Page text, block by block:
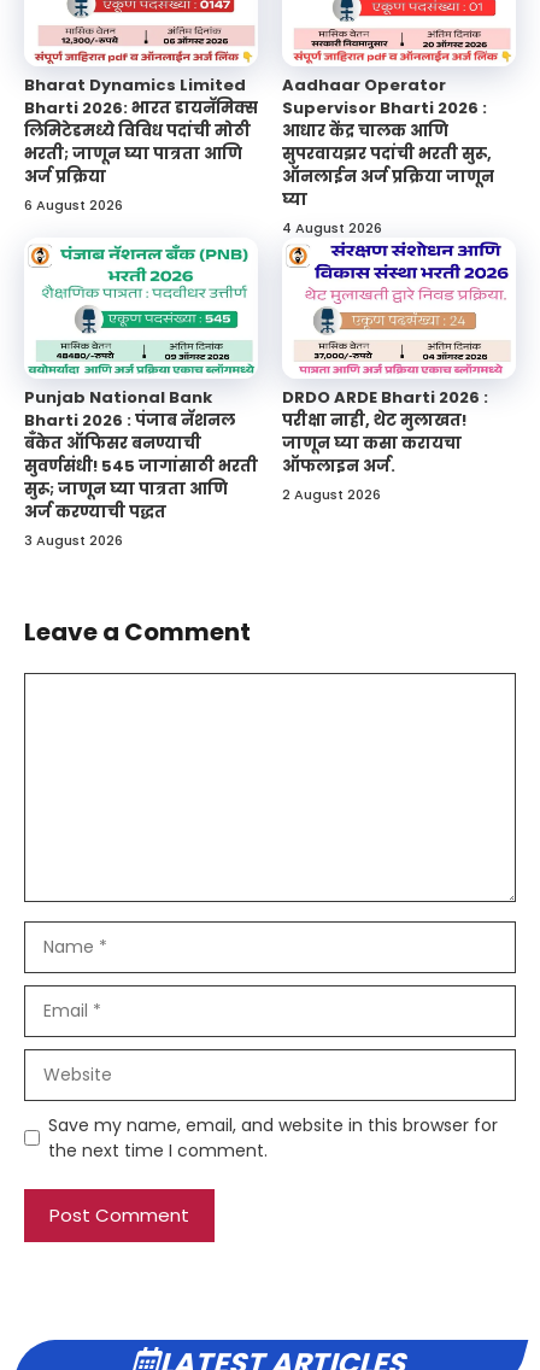
Bharat Dynamics Limited
Bharti 2026: भारत डायनॅमिक्स
लिमिटेडमध्ये विविध पदांची मोठी
भरती; जाणून घ्या पात्रता आणि
अर्ज प्रक्रिया
6 August 2026
Aadhaar Operator
Supervisor Bharti 2026 :
आधार केंद्र चालक आणि
सुपरवायझर पदांची भरती सुरू,
ऑनलाईन अर्ज प्रक्रिया जाणून
घ्या
4 August 2026
Punjab National Bank
Bharti 2026 : पंजाब नॅशनल
बँकेत ऑफिसर बनण्याची
सुवर्णसंधी! 545 जागांसाठी भरती
सुरू; जाणून घ्या पात्रता आणि
अर्ज करण्याची पद्धत
3 August 2026
DRDO ARDE Bharti 2026 :
परीक्षा नाही, थेट मुलाखत!
जाणून घ्या कसा करायचा
ऑफलाइन अर्ज.
2 August 2026
Leave a Comment
Save my name, email, and website in this browser for
the next time I comment.